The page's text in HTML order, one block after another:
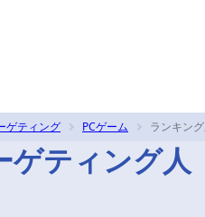
ゲティング PCゲーム ランキン
ゲティング人